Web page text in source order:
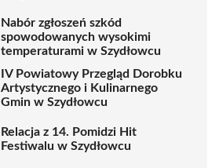
Nabór zgłoszeń szkód
spowodowanych wysokimi
temperaturami w Szydłowcu
IV Powiatowy Przegląd Dorobku
Artystycznego i Kulinarnego
Gmin w Szydłowcu
Relacja z 14. Pomidzi Hit
Festiwalu w Szydłowcu